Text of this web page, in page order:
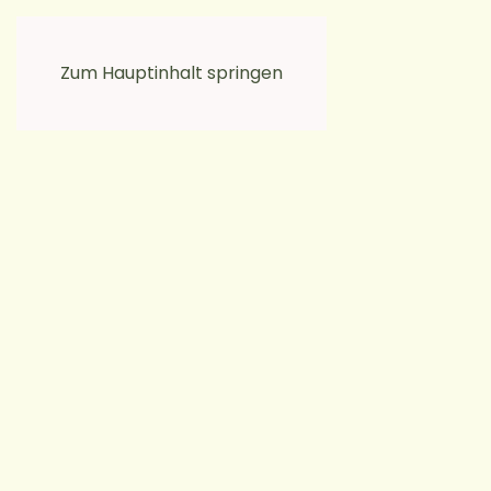
Zum Hauptinhalt springen
moikkamoi